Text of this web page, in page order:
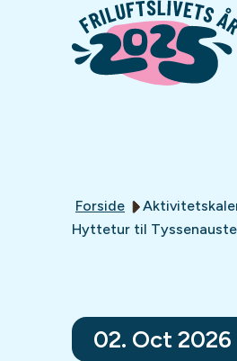
Forside
Hyttetur til
02. Oct 2026